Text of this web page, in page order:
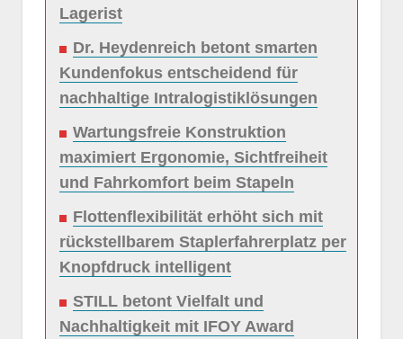
Lagerist
Dr. Heydenreich betont smarten
Kundenfokus entscheidend für
nachhaltige Intralogistiklösungen
Wartungsfreie Konstruktion
maximiert Ergonomie, Sichtfreiheit
und Fahrkomfort beim Stapeln
Flottenflexibilität erhöht sich mit
rückstellbarem Staplerfahrerplatz per
Knopfdruck intelligent
STILL betont Vielfalt und
Nachhaltigkeit mit IFOY Award